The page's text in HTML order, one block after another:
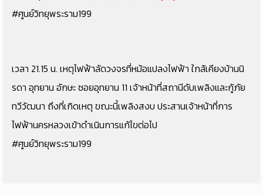
#ศูนย์วิทยุพระราม199
เวลา 21.15 น. เหตุไฟฟ้าลัดวงจรที่หม้อแปลงไฟฟ้า ใกล้เคียงบ้านนิ
รดา อุทยาน อักษะ ซอยอุทยาน 11 เจ้าหน้าที่สถานีดับเพลิงและกู้ภัย
ทวีวัฒนา ถึงที่เกิดเหตุ ขณะนี้เพลิงสงบ ประสานเจ้าหน้าที่การ
ไฟฟ้านครหลวงเข้าดำเนินการแก้ไขต่อไป
#ศูนย์วิทยุพระราม199